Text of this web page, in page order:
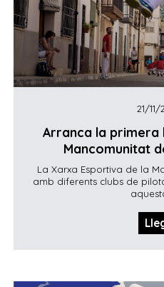
21/11/
Arranca la primera
Mancomunitat
La Xarxa Esportiva de la
amb diferents clubs de